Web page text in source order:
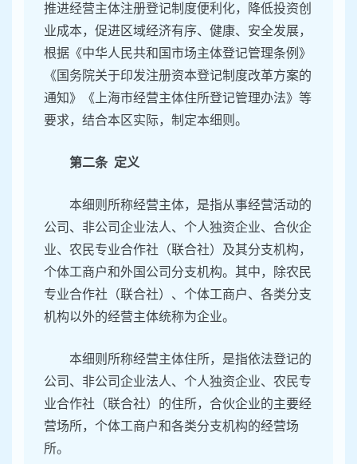
推进经营主体注册登记制度便利化，降低投资创
业成本，促进区域经济有序、健康、安全发展，
根据《中华人民共和国市场主体登记管理条例》
《国务院关于印发注册资本登记制度改革方案的
通知》《上海市经营主体住所登记管理办法》等
要求，结合本区实际，制定本细则。
第二条 定义
本细则所称经营主体，是指从事经营活动的
公司、非公司企业法人、个人独资企业、合伙企
业、农民专业合作社（联合社）及其分支机构，
个体工商户和外国公司分支机构。其中，除农民
专业合作社（联合社）、个体工商户、各类分支
机构以外的经营主体统称为企业。
本细则所称经营主体住所，是指依法登记的
公司、非公司企业法人、个人独资企业、农民专
业合作社（联合社）的住所，合伙企业的主要经
营场所，个体工商户和各类分支机构的经营场
所。